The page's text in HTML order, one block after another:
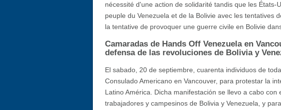
nécessité d'une action de solidarité tandis que les
peuple du Venezuela et de la Bolivie avec les tentatives
la tentative de provoquer une guerre civile en Bolivie
Camaradas de Hands Off Venezuela en
defensa de las revoluciones de Bolivia y
El sabado, 20 de septiembre, cuarenta individuos de
Consulado Americano en Vancouver, para protestar la
Latino América. Dicha manifestación se llevo a cabo
trabajadores y campesinos de Bolivia y Venezuela, y